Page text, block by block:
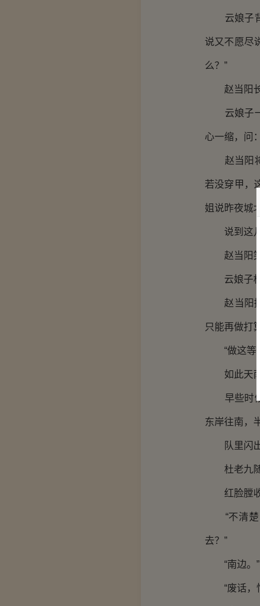
云娘子背
说又不愿尽
么？”
赵当阳长
云娘子一
心一缩，问
赵当阳将
若没穿甲，
姐说昨夜城
说到这儿
赵当阳笑
云娘子松
赵当阳摇
只能再做打算
“做这等行
如此天南
早些时候
东岸往南，
队里闪出
杜老九随
红脸膛收
“不清楚，
去？”
“南边。”
“废话，